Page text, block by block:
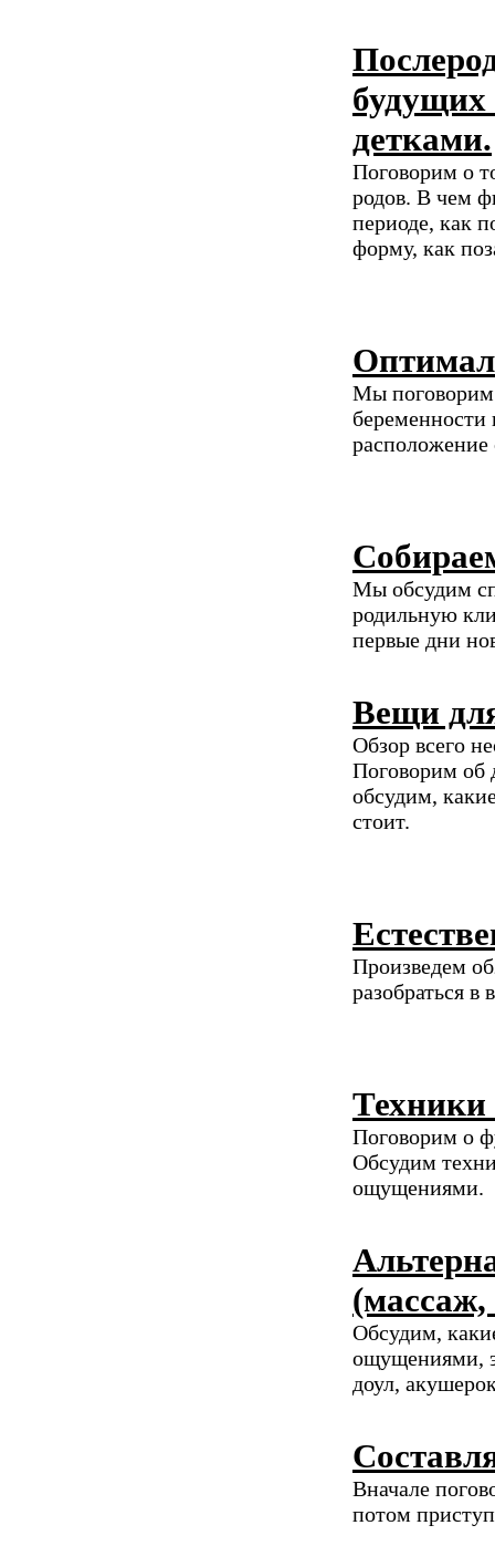
детками.
Поговорим о
родов. В чем
периоде, как
форму, как
Мы поговорим
беременности
Мы обсудим
родильную
первые дни
Вещи
Обзор всего
Поговорим об
обсудим,
стоит.
Произведем
разобраться в
Техники
Поговорим о
Обсудим
ощущениями.
(массаж,
Обсудим,
ощущениями,
доул,
Вначале
потом